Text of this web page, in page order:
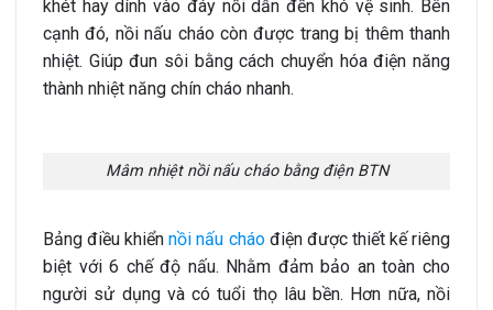
khét hay dính vào đáy nồi dẫn đến khó vệ sinh. Bên
cạnh đó, nồi nấu cháo còn được trang bị thêm thanh
nhiệt. Giúp đun sôi bằng cách chuyển hóa điện năng
thành nhiệt năng chín cháo nhanh.
Mâm nhiệt nồi nấu cháo bằng điện BTN
Bảng điều khiểnnồi nấu cháođiện được thiết kế riêng
biệt với 6 chế độ nấu. Nhằm đảm bảo an toàn cho
người sử dụng và có tuổi thọ lâu bền. Hơn nữa, nồi